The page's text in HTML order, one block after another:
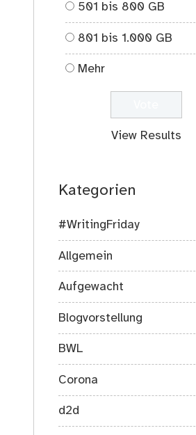
501 bis 800 GB
801 bis 1.000 GB
Mehr
View Results
Kategorien
#WritingFriday
Allgemein
Aufgewacht
Blogvorstellung
BWL
Corona
d2d